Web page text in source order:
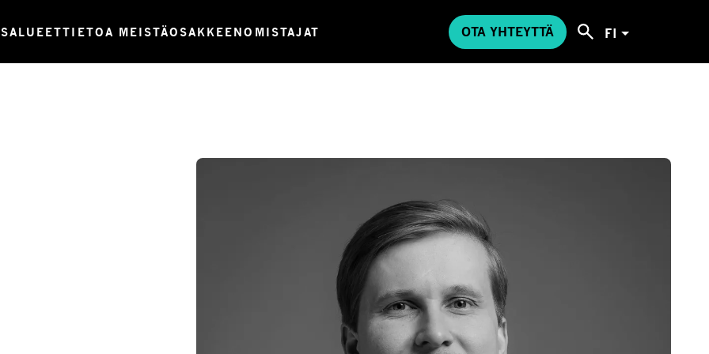
TIETOA MEISTÄOSAKKEENOMISTAJAT OTA YHTEYTTÄ FI